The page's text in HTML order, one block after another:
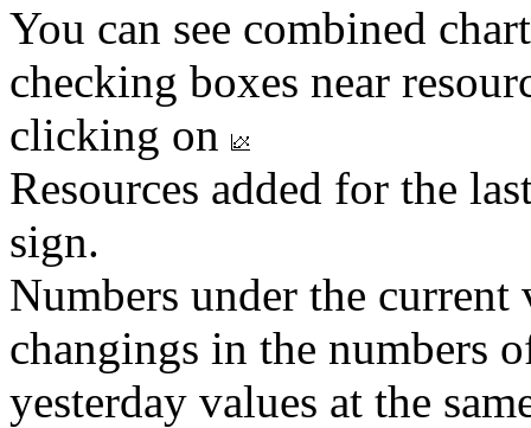
You can see combined
checking boxes near
clicking on
Resources added for the
sign.
Numbers under the
changings in the numbers
yesterday values at the